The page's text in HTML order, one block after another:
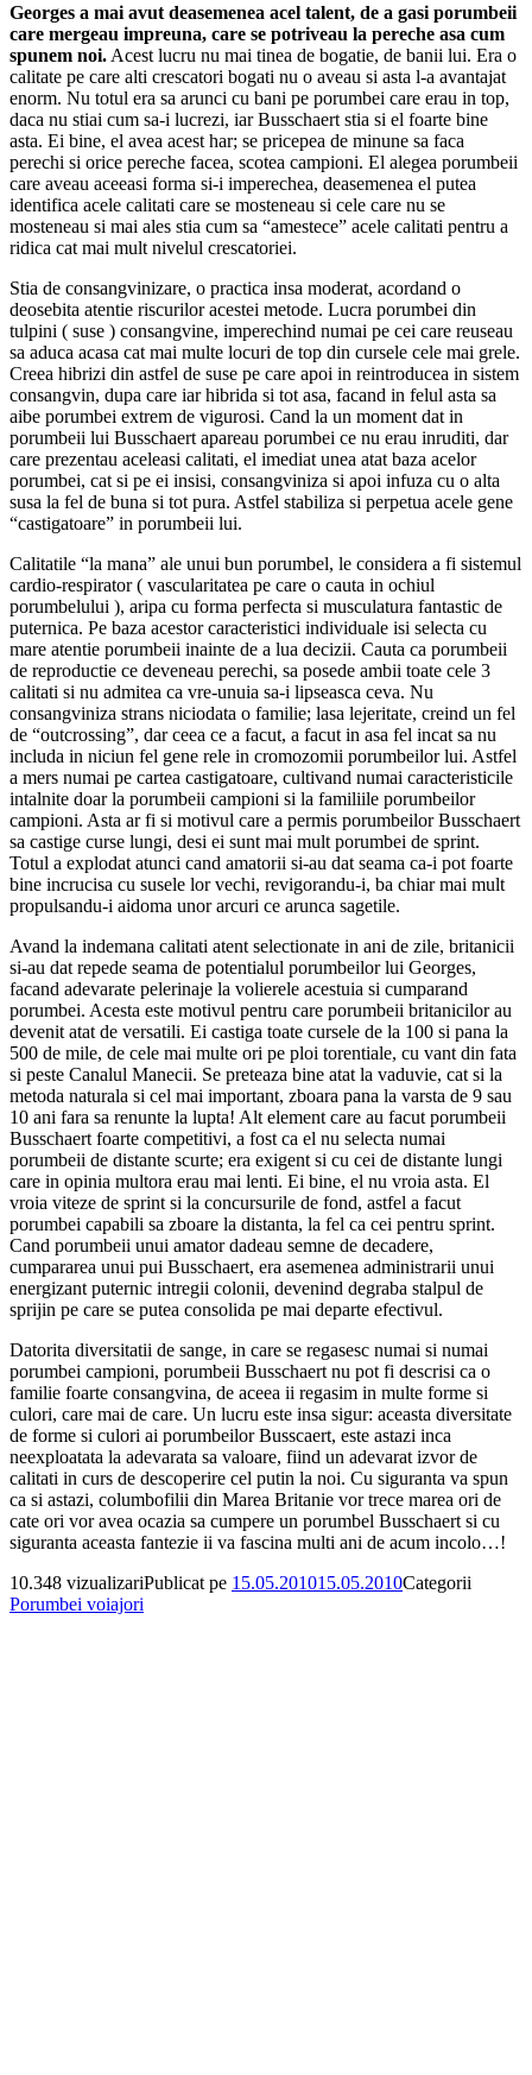
Georges a mai avut deasemenea acel talent, de a gasi porumbeii
care mergeau impreuna, care se potriveau la pereche asa cum
spunem noi. Acest lucru nu mai tinea de bogatie, de banii lui. Era o
calitate pe care alti crescatori bogati nu o aveau si asta l-a avantajat
enorm. Nu totul era sa arunci cu bani pe porumbei care erau in top,
daca nu stiai cum sa-i lucrezi, iar Busschaert stia si el foarte bine
asta. Ei bine, el avea acest har; se pricepea de minune sa faca
perechi si orice pereche facea, scotea campioni. El alegea porumbeii
care aveau aceeasi forma si-i imperechea, deasemenea el putea
identifica acele calitati care se mosteneau si cele care nu se
mosteneau si mai ales stia cum sa “amestece” acele calitati pentru a
ridica cat mai mult nivelul crescatoriei.
Stia de consangvinizare, o practica insa moderat, acordand o
deosebita atentie riscurilor acestei metode. Lucra porumbei din
tulpini ( suse ) consangvine, imperechind numai pe cei care reuseau
sa aduca acasa cat mai multe locuri de top din cursele cele mai grele.
Creea hibrizi din astfel de suse pe care apoi in reintroducea in sistem
consangvin, dupa care iar hibrida si tot asa, facand in felul asta sa
aibe porumbei extrem de vigurosi. Cand la un moment dat in
porumbeii lui Busschaert apareau porumbei ce nu erau inruditi, dar
care prezentau aceleasi calitati, el imediat unea atat baza acelor
porumbei, cat si pe ei insisi, consangviniza si apoi infuza cu o alta
susa la fel de buna si tot pura. Astfel stabiliza si perpetua acele gene
“castigatoare” in porumbeii lui.
Calitatile “la mana” ale unui bun porumbel, le considera a fi sistemul
cardio-respirator ( vascularitatea pe care o cauta in ochiul
porumbelului ), aripa cu forma perfecta si musculatura fantastic de
puternica. Pe baza acestor caracteristici individuale isi selecta cu
mare atentie porumbeii inainte de a lua decizii. Cauta ca porumbeii
de reproductie ce deveneau perechi, sa posede ambii toate cele 3
calitati si nu admitea ca vre-unuia sa-i lipseasca ceva. Nu
consangviniza strans niciodata o familie; lasa lejeritate, creind un fel
de “outcrossing”, dar ceea ce a facut, a facut in asa fel incat sa nu
includa in niciun fel gene rele in cromozomii porumbeilor lui. Astfel
a mers numai pe cartea castigatoare, cultivand numai caracteristicile
intalnite doar la porumbeii campioni si la familiile porumbeilor
campioni. Asta ar fi si motivul care a permis porumbeilor Busschaert
sa castige curse lungi, desi ei sunt mai mult porumbei de sprint.
Totul a explodat atunci cand amatorii si-au dat seama ca-i pot foarte
bine incrucisa cu susele lor vechi, revigorandu-i, ba chiar mai mult
propulsandu-i aidoma unor arcuri ce arunca sagetile.
Avand la indemana calitati atent selectionate in ani de zile, britanicii
si-au dat repede seama de potentialul porumbeilor lui Georges,
facand adevarate pelerinaje la volierele acestuia si cumparand
porumbei. Acesta este motivul pentru care porumbeii britanicilor au
devenit atat de versatili. Ei castiga toate cursele de la 100 si pana la
500 de mile, de cele mai multe ori pe ploi torentiale, cu vant din fata
si peste Canalul Manecii. Se preteaza bine atat la vaduvie, cat si la
metoda naturala si cel mai important, zboara pana la varsta de 9 sau
10 ani fara sa renunte la lupta! Alt element care au facut porumbeii
Busschaert foarte competitivi, a fost ca el nu selecta numai
porumbeii de distante scurte; era exigent si cu cei de distante lungi
care in opinia multora erau mai lenti. Ei bine, el nu vroia asta. El
vroia viteze de sprint si la concursurile de fond, astfel a facut
porumbei capabili sa zboare la distanta, la fel ca cei pentru sprint.
Cand porumbeii unui amator dadeau semne de decadere,
cumpararea unui pui Busschaert, era asemenea administrarii unui
energizant puternic intregii colonii, devenind degraba stalpul de
sprijin pe care se putea consolida pe mai departe efectivul.
Datorita diversitatii de sange, in care se regasesc numai si numai
porumbei campioni, porumbeii Busschaert nu pot fi descrisi ca o
familie foarte consangvina, de aceea ii regasim in multe forme si
culori, care mai de care. Un lucru este insa sigur: aceasta diversitate
de forme si culori ai porumbeilor Busscaert, este astazi inca
neexploatata la adevarata sa valoare, fiind un adevarat izvor de
calitati in curs de descoperire cel putin la noi. Cu siguranta va spun
ca si astazi, columbofilii din Marea Britanie vor trece marea ori de
cate ori vor avea ocazia sa cumpere un porumbel Busschaert si cu
siguranta aceasta fantezie ii va fascina multi ani de acum incolo…!
10.348 vizualizariPublicat pe 15.05.201015.05.2010Categorii
Porumbei voiajori